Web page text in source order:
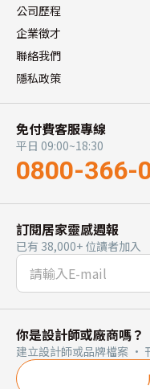
公司歷程
企業徵才
聯絡我們
隱私政策
免付費客服專線
平日 09:00~18:30
0800-366-
訂閱居家靈感週報
已有 38,000+ 位讀者加入
你是設計師或廠商嗎？
建立設計師或品牌檔案 ·